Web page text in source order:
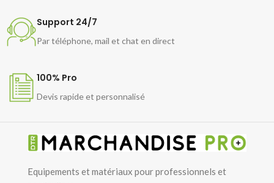
Support 24/7
Par téléphone, mail et chat en direct
100% Pro
Devis rapide et personnalisé
Equipements et matériaux pour professionnels et